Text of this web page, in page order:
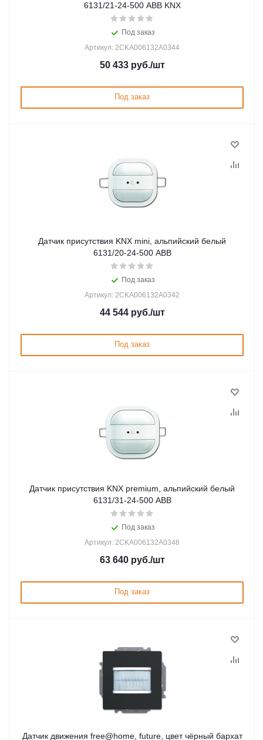
6131/21-24-500 ABB KNX
Под заказ
Артикул: 2CKA006132A0344
50 433руб./шт
Под заказ
Датчик присутствия KNX mini, альпийский белый
6131/20-24-500 ABB
Под заказ
Артикул: 2CKA006132A0342
44 544руб./шт
Под заказ
Датчик присутствия KNX premium, альпийский белый
6131/31-24-500 ABB
Под заказ
Артикул: 2CKA006132A0348
63 640руб./шт
Под заказ
Датчик движения free@home, future, цвет чёрный бархат